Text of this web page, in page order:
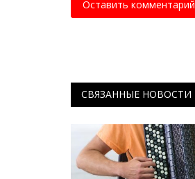
Оставить комментарий
СВЯЗАННЫЕ НОВОСТИ